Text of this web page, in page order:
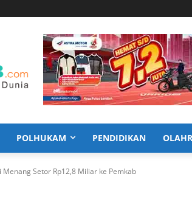
POLHUKAM PENDIDIKAN
Menang Setor Rp12,8 Miliar ke Pemkab